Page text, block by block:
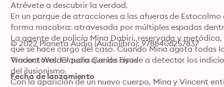
Atrévete a descubrir la verdad.
En un parque de atracciones a las afueras de
forma macabra: atravesada por múltiples espadas
La agente de policía Mina Dabiri, reservada y
que se hace cargo del caso. Cuando Mina agota todas
Vincent Walder para que los ayude a detectar los
del ilusionismo.
Con la aparición de un nuevo cuerpo, Mina y Vincent
© 2022 Planeta Audio (Audiolibro): 9788408257837
Traductores: Claudia Conde Fisas
Fecha de lanzamiento